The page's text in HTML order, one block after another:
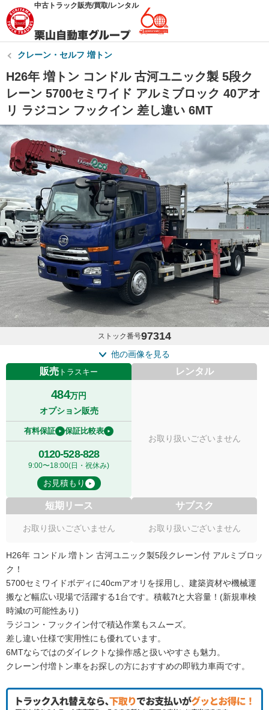
中古トラック販売/買取/レンタル
クレーン・セルフ 増トン
H26年 増トン コンドル 古河ユニック製 5段ク
レーン 5700セミワイド アルミブロック 40アオ
リ ラジコン フックイン 差し違い 6MT
ストック番号97314
他の画像を見る
販売 トラスキー
484万円
オプション販売
有料保証 保証比較表
0120-528-828
9:00〜18:00(日・祝休み)
お見積もり
レンタル
お取り扱いございません
短期リース
お取り扱いございません
サブスク
お取り扱いございません
H26年 コンドル 増トン 古河ユニック製5段クレーン付 アルミブロッ
ク！
5700セミワイドボディに40cmアオリを採用し、建築資材や機械運
搬など幅広い現場で活躍する1台です。積載7tと大容量！(新規車検
時減tの可能性あり)
ラジコン・フックイン付で積込作業もスムーズ。
差し違い仕様で実用性にも優れています。
6MTならではのダイレクトな操作感と扱いやすさも魅力。
クレーン付増トン車をお探しの方におすすめの即戦力車両です。